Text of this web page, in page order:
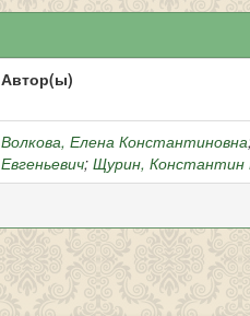
Автор(ы)
Волкова, Елена Константиновна
Евгеньевич; Щурин, Константин